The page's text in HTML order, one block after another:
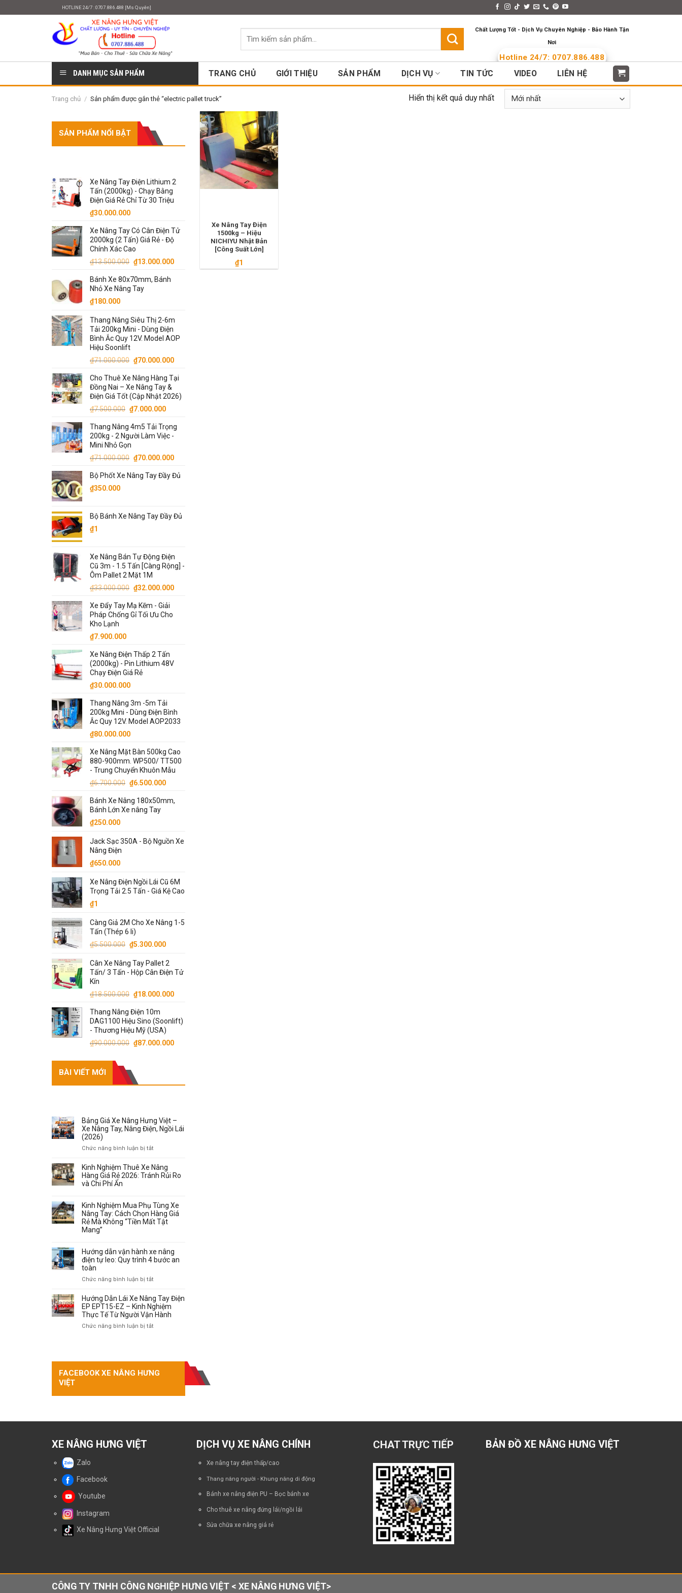
HOTLINE 24/7 : 0707.886.488 [Ms Quyên]
Tìm
Chất Lượng Tốt - Dịch Vụ Chuyên Nghiệp - Bảo Hành Tận
Nơi
Hotline 24/7: 0707.886.488
DANH MỤC SẢN PHẨM
TRANG CHỦ GIỚI THIỆU SẢN PHẨM DỊCH VỤ TIN TỨC VIDEO LIÊN HỆ
Trang chủ / Sản phẩm được gắn thẻ “electric pallet truck” Hiển thị kết quả duy nhất
SẢN PHẨM NỔI BẬT
Xe Nâng Tay Điện Lithium 2
Tấn (2000kg) - Chạy Bằng
Điện Giá Rẻ Chỉ Từ 30 Triệu
₫30.000.000
Xe Nâng Tay Có Cân Điện Tử
2000kg (2 Tấn) Giá Rẻ - Độ
Chính Xác Cao
₫13.500.000 Giá
là:
₫13.500.000.
₫13.000.000Giá
Bánh Xe 80x70mm, Bánh
Nhỏ Xe Nâng Tay
₫180.000
Thang Nâng Siêu Thị 2-6m
Tải 200kg Mini - Dùng Điện
Bình Ắc Quy 12V. Model AOP
Hiệu Soonlift
₫71.000.000 Giá
là:
₫71.000.000.
₫70.000.000Giá
tại
là:
₫70.000.000.
Cho Thuê Xe Nâng Hàng Tại
Đồng Nai – Xe Nâng Tay &
Điện Giá Tốt (Cập Nhật 2026)
₫7.500.000 Giá
là:
₫7.500.000.
₫7.000.000Giá
tại
là:
Thang Nâng 4m5 Tải Trọng
200kg - 2 Người Làm Việc -
Mini Nhỏ Gọn
₫71.000.000 Giá
là:
₫70.000.000Giá
tại
Bộ Phốt Xe Nâng Tay Đầy Đủ
₫350.000
Bộ Bánh Xe Nâng Tay Đầy Đủ
₫1
Xe Nâng Bán Tự Động Điện
Cũ 3m - 1.5 Tấn [Càng Rộng] -
Ôm Pallet 2 Mặt 1M
₫33.000.000 Giá
là:
₫33.000.000.
₫32.000.000Giá
Xe Đẩy Tay Mạ Kẽm - Giải
Pháp Chống Gỉ Tối Ưu Cho
Kho Lạnh
₫7.900.000
Xe Nâng Điện Thấp 2 Tấn
(2000kg) - Pin Lithium 48V
Chạy Điện Giá Rẻ
₫30.000.000
Thang Nâng 3m -5m Tải
200kg Mini - Dùng Điện Bình
Ắc Quy 12V. Model AOP2033
₫80.000.000
Xe Nâng Mặt Bàn 500kg Cao
880-900mm. WP500/ TT500
- Trung Chuyển Khuôn Mẫu
₫6.700.000 Giá
là:
₫6.700.000.
₫6.500.000Giá
tại
Bánh Xe Nâng 180x50mm,
Bánh Lớn Xe nâng Tay
₫250.000
Jack Sạc 350A - Bộ Nguồn Xe
Nâng Điện
₫650.000
Xe Nâng Điện Ngồi Lái Cũ 6M
Trọng Tải 2.5 Tấn - Giá Kệ Cao
₫1
Càng Giả 2M Cho Xe Nâng 1-5
Tấn (Thép 6 li)
₫5.500.000 Giá
là:
₫5.500.000.
₫5.300.000Giá
tại
là:
Cân Xe Nâng Tay Pallet 2
Tấn/ 3 Tấn - Hộp Cân Điện Tử
Kín
₫18.500.000 Giá
là:
₫18.500.000.
₫18.000.000Giá
là:
Thang Nâng Điện 10m
DAG1100 Hiệu Sino (Soonlift)
- Thương Hiệu Mỹ (USA)
₫90.000.000 Giá
₫90.000.000.
₫87.000.000Giá
₫87.000.000.
BÀI VIẾT MỚI
Bảng Giá Xe Nâng Hưng Việt –
Xe Nâng Tay, Nâng Điện, Ngồi Lái
(2026)
Chức năng bình luận bị tắt
Giá
Xe
–
Xe
Nâng
Điện,
Ngồi
Kinh Nghiệm Thuê Xe Nâng
Hàng Giá Rẻ 2026: Tránh Rủi Ro
và Chi Phí Ẩn
Kinh Nghiệm Mua Phụ Tùng Xe
Nâng Tay: Cách Chọn Hàng Giá
Rẻ Mà Không “Tiền Mất Tật
Mang”
Hướng dẫn vận hành xe nâng
điện tự leo: Quy trình 4 bước an
toàn
Chức năng bình luận bị tắt
dẫn
vận
hành
trình
Hướng Dẫn Lái Xe Nâng Tay Điện
EP EPT15-EZ – Kinh Nghiệm
Thực Tế Từ Người Vận Hành
Chức năng bình luận bị tắt
Tay
–
FACEBOOK XE NÂNG HƯNG
VIỆT
Xe Nâng Tay Điện
1500kg – Hiệu
NICHIYU Nhật Bản
[Công Suất Lớn]
₫1
XE NÂNG HƯNG VIỆT
Zalo
Facebook
Youtube
Instagram
Xe Nâng Hưng Việt Official
DỊCH VỤ XE NÂNG CHÍNH
Xe nâng tay điện thấp/cao
Thang nâng người - Khung nâng di động
Bánh xe nâng điện PU – Bọc bánh xe
Cho thuê xe nâng đứng lái/ngồi lái
Sửa chữa xe nâng giá rẻ
CHAT TRỰC TIẾP BẢN ĐỒ XE NÂNG HƯNG VIỆT
CÔNG TY TNHH CÔNG NGHIỆP HƯNG VIỆT < XE NÂNG HƯNG VIỆT>